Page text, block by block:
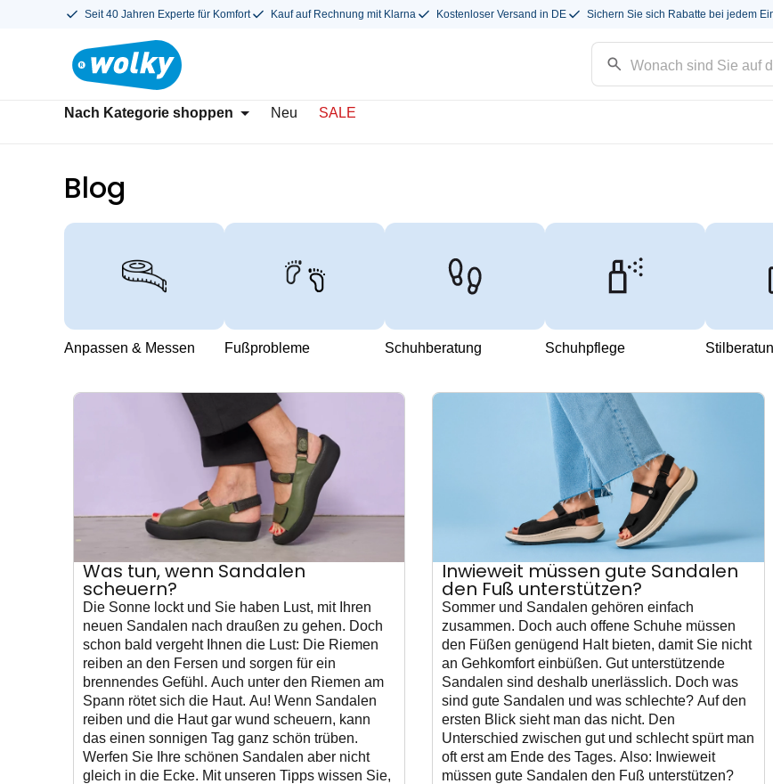
Seit 40 Jahren Experte für Komfort Kauf auf Rechnung mit Klarna Kostenloser Versand in DE Sichern Sie sich Rabatte bei jedem
Nach Kategorie shoppen Neu SALE
Blog
Anpassen & Messen Fußprobleme Schuhberatung Schuhpflege
Was tun, wenn Sandalen
scheuern?
Die Sonne lockt und Sie haben Lust, mit Ihren
neuen Sandalen nach draußen zu gehen. Doch
schon bald vergeht Ihnen die Lust: Die Riemen
reiben an den Fersen und sorgen für ein
brennendes Gefühl. Auch unter den Riemen am
Spann rötet sich die Haut. Au! Wenn Sandalen
reiben und die Haut gar wund scheuern, kann
das einen sonnigen Tag ganz schön trüben.
Werfen Sie Ihre schönen Sandalen aber nicht
gleich in die Ecke. Mit unseren Tipps wissen Sie,
Inwieweit müssen gute Sandalen
den Fuß unterstützen?
Sommer und Sandalen gehören einfach
zusammen. Doch auch offene Schuhe müssen
den Füßen genügend Halt bieten, damit Sie nicht
an Gehkomfort einbüßen. Gut unterstützende
Sandalen sind deshalb unerlässlich. Doch was
sind gute Sandalen und was schlechte? Auf den
ersten Blick sieht man das nicht. Den
Unterschied zwischen gut und schlecht spürt man
oft erst am Ende des Tages. Also: Inwieweit
müssen gute Sandalen den Fuß unterstützen?